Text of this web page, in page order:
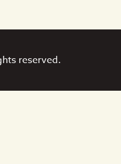
reserved.